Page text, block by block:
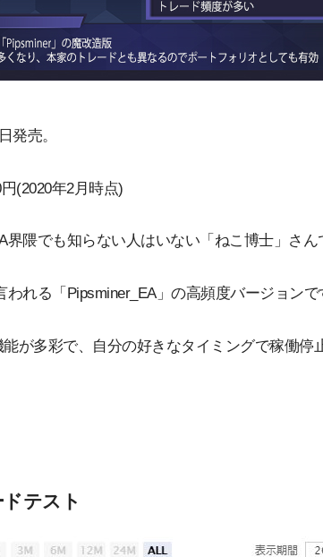
発売。
(2020年2月時点)
界隈でも知らない人はいない「ねこ博士」さん
われる「Pipsminer_EA」の高頻度バージョンで
が多彩で、自分の好きなタイミングで稼働停
テスト